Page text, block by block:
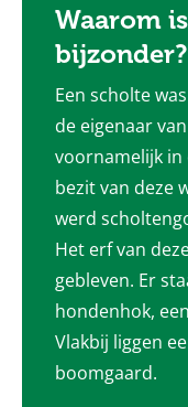
Waarom
bijzonder?
Een scholte
de eigenaar
voornamelijk in
bezit van deze
werd
Het erf van
gebleven. Er
hondenhok,
Vlakbij liggen
boomgaard.